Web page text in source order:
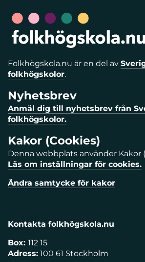
Folkhögskola.nu är en del av
folkhögskolor.
Nyhetsbrev
Anmäl dig till nyhetsbrev från
folkhögskolor.
Kakor (Cookies)
Denna webbplats använder Kakor
Läs om inställningar för cookies.
Ändra samtycke för kakor
Kontakta folkhögskola.nu
Box: 112 15
Adress: 100 61 Stockholm